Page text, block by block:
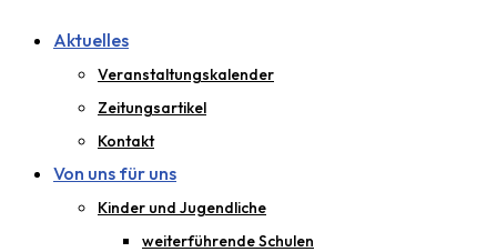
Aktuelles
Veranstaltungskalender
Zeitungsartikel
Kontakt
Von uns für uns
Kinder und Jugendliche
weiterführende Schulen